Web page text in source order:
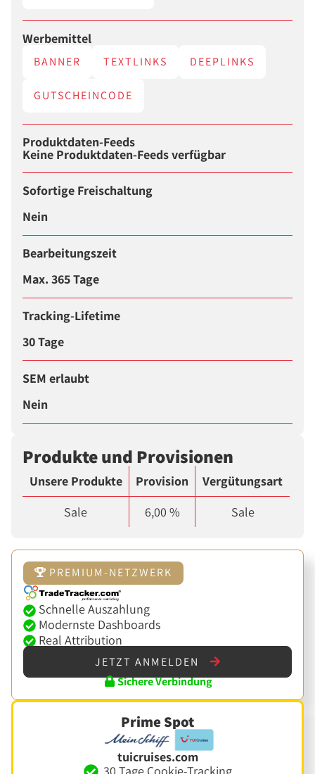
Werbemittel
BANNER TEXTLINKS DEEPLINKS
GUTSCHEINCODE
Produktdaten-Feeds
Keine Produktdaten-Feeds verfügbar
Sofortige Freischaltung
Nein
Bearbeitungszeit
Max. 365 Tage
Tracking-Lifetime
30 Tage
SEM erlaubt
Nein
Produkte und Provisionen
Unsere Produkte Provision
Vergütungsart
Sale
6,00 % Sale
PREMIUM-NETZWERK
Schnelle Auszahlung
Modernste Dashboards
Real Attribution
JETZT ANMELDEN
Sichere Verbindung
Prime Spot
tuicruises.com